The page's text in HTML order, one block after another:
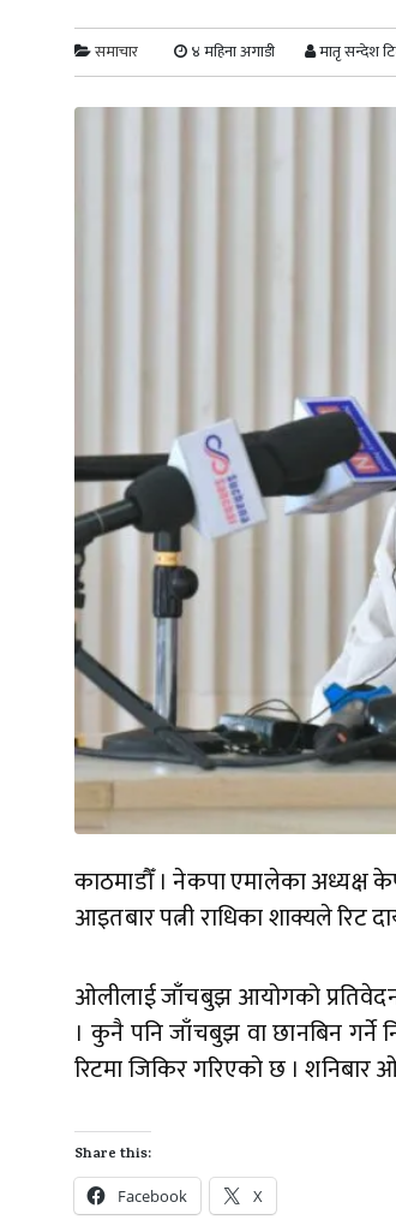
समाचार ४ महिना अगाडी मातृ सन्देश
काठमाडौँ । नेकपा एमालेका अध्यक्ष
आइतबार पत्नी राधिका शाक्यले रिट
ओलीलाई जाँचबुझ आयोगको
। कुनै पनि जाँचबुझ वा छानबिन गर्ने
रिटमा जिकिर गरिएको छ । शनिबार
Share this:
Facebook X